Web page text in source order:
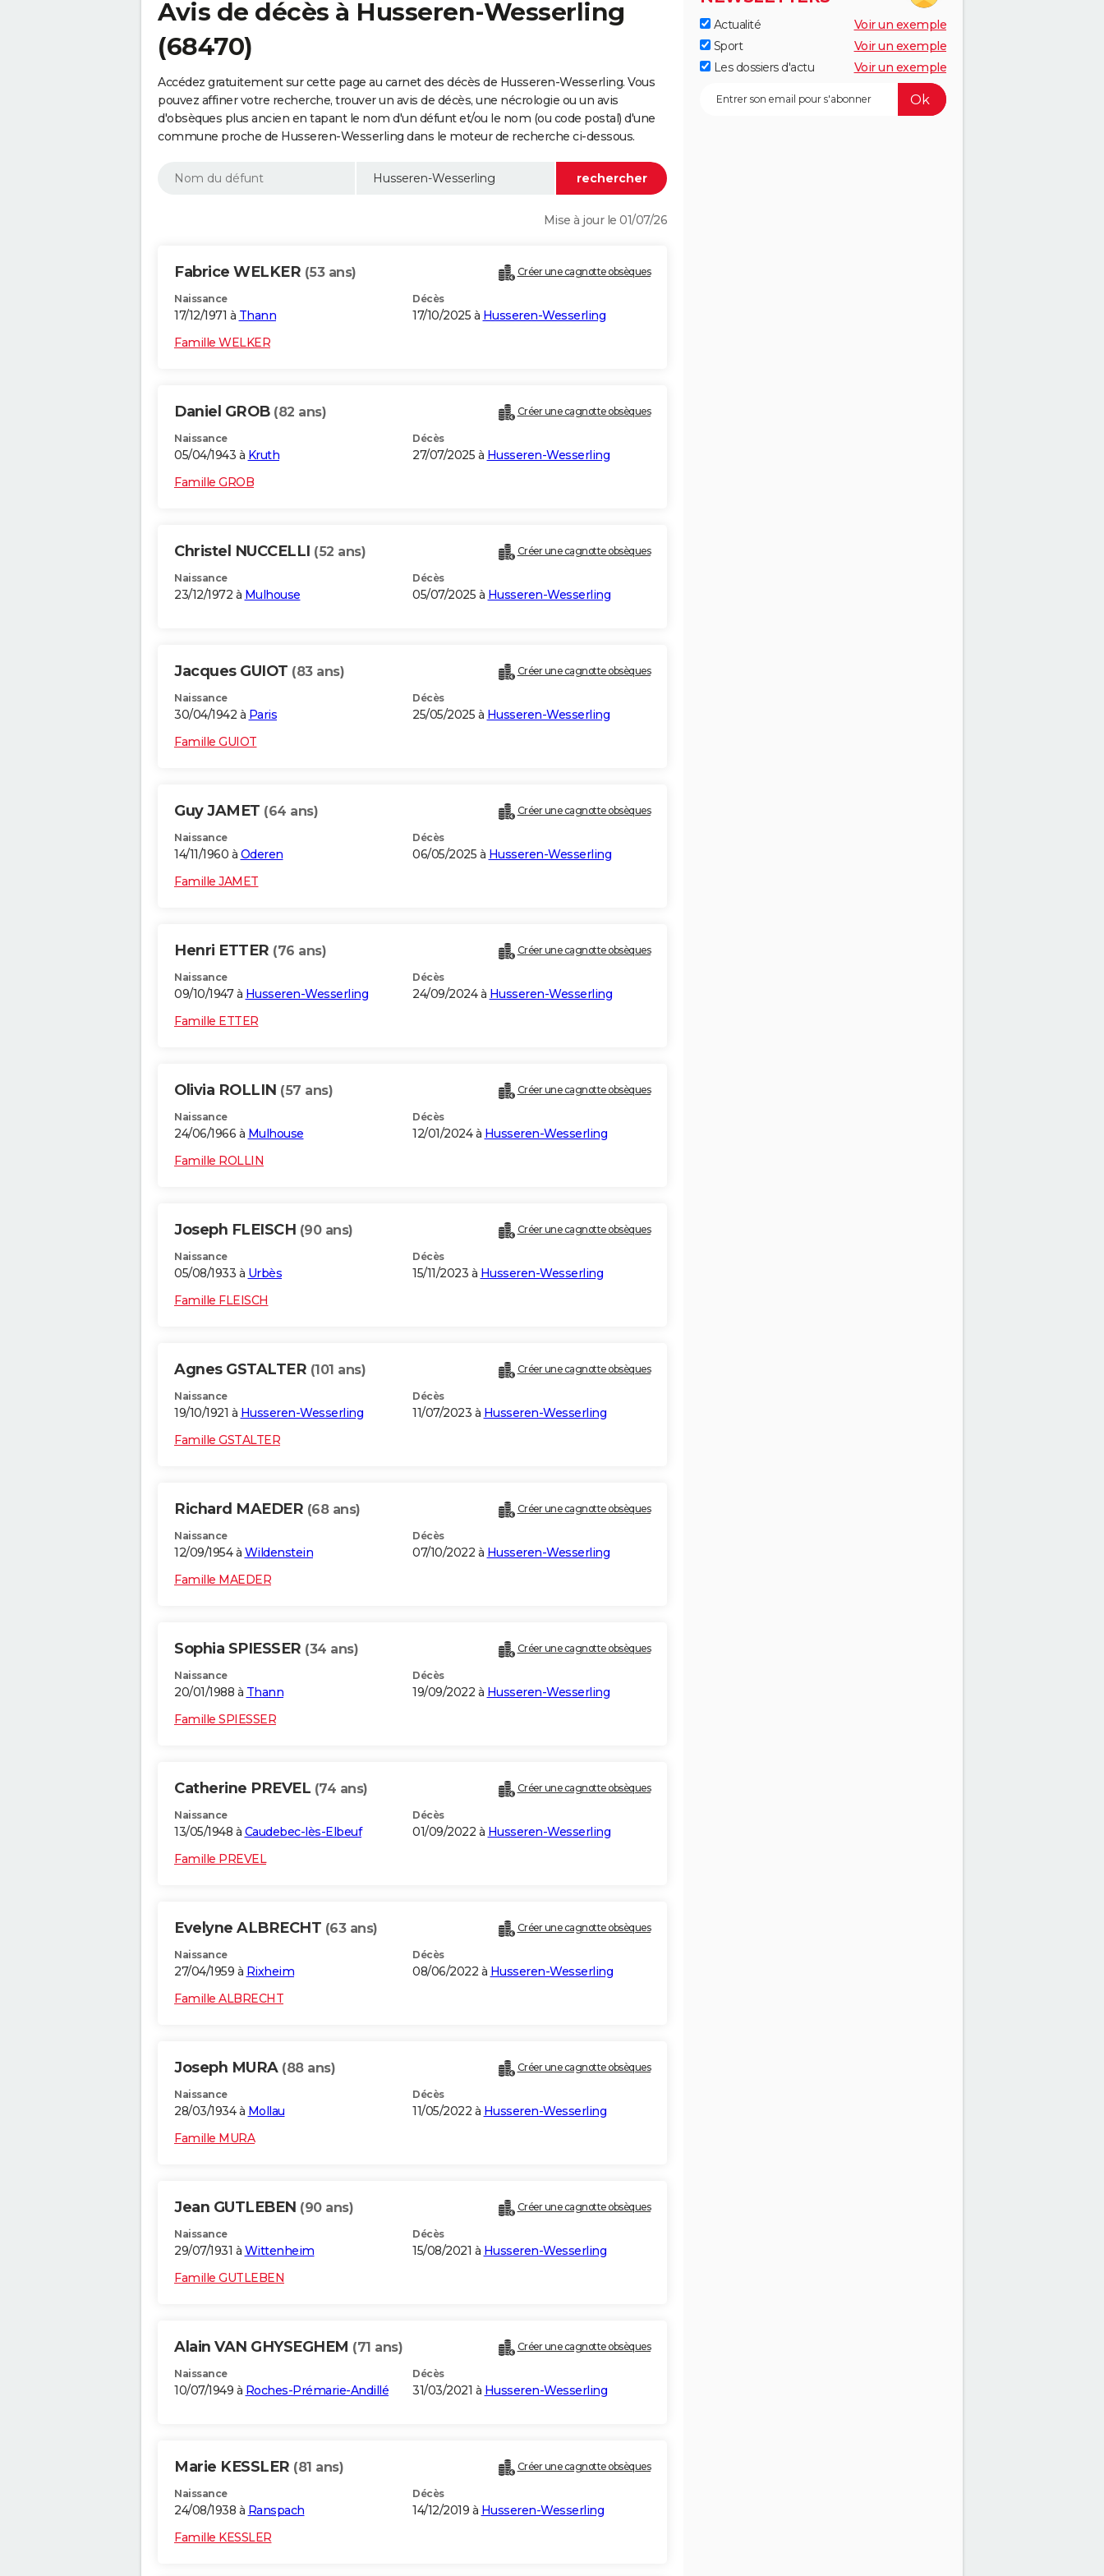
Avis de décès à Husseren-Wesserling
(68470)
Accédez gratuitement sur cette page au carnet des décès de Husseren-Wesserling. Vous
pouvez affiner votre recherche, trouver un avis de décès, une nécrologie ou un avis
d'obsèques plus ancien en tapant le nom d'un défunt et/ou le nom (ou code postal) d'une
commune proche de Husseren-Wesserling dans le moteur de recherche ci-dessous.
Mise à jour le 01/07/26
Fabrice WELKER (53 ans) Créer une cagnotte obsèques
Naissance
17/12/1971 à Thann
Décès
17/10/2025 à Husseren-Wesserling
Famille WELKER
Daniel GROB (82 ans) Créer une cagnotte obsèques
Naissance
05/04/1943 à Kruth
Décès
27/07/2025 à Husseren-Wesserling
Famille GROB
Christel NUCCELLI (52 ans) Créer une cagnotte obsèques
Naissance
23/12/1972 à Mulhouse
Décès
05/07/2025 à Husseren-Wesserling
Jacques GUIOT (83 ans) Créer une cagnotte obsèques
Naissance
30/04/1942 à Paris
Décès
25/05/2025 à Husseren-Wesserling
Famille GUIOT
Guy JAMET (64 ans) Créer une cagnotte obsèques
Naissance
14/11/1960 à Oderen
Décès
06/05/2025 à Husseren-Wesserling
Famille JAMET
Henri ETTER (76 ans) Créer une cagnotte obsèques
Naissance
09/10/1947 à Husseren-Wesserling
Décès
24/09/2024 à Husseren-Wesserling
Famille ETTER
Olivia ROLLIN (57 ans) Créer une cagnotte obsèques
Naissance
24/06/1966 à Mulhouse
Décès
12/01/2024 à Husseren-Wesserling
Famille ROLLIN
Joseph FLEISCH (90 ans) Créer une cagnotte obsèques
Naissance
05/08/1933 à Urbès
Décès
15/11/2023 à Husseren-Wesserling
Famille FLEISCH
Agnes GSTALTER (101 ans) Créer une cagnotte obsèques
Naissance
19/10/1921 à Husseren-Wesserling
Décès
11/07/2023 à Husseren-Wesserling
Famille GSTALTER
Richard MAEDER (68 ans) Créer une cagnotte obsèques
Naissance
12/09/1954 à Wildenstein
Décès
07/10/2022 à Husseren-Wesserling
Famille MAEDER
Sophia SPIESSER (34 ans) Créer une cagnotte obsèques
Naissance
20/01/1988 à Thann
Décès
19/09/2022 à Husseren-Wesserling
Famille SPIESSER
Catherine PREVEL (74 ans) Créer une cagnotte obsèques
Naissance
13/05/1948 à Caudebec-lès-Elbeuf
Décès
01/09/2022 à Husseren-Wesserling
Famille PREVEL
Evelyne ALBRECHT (63 ans) Créer une cagnotte obsèques
Naissance
27/04/1959 à Rixheim
Décès
08/06/2022 à Husseren-Wesserling
Famille ALBRECHT
Joseph MURA (88 ans) Créer une cagnotte obsèques
Naissance
28/03/1934 à Mollau
Décès
11/05/2022 à Husseren-Wesserling
Famille MURA
Jean GUTLEBEN (90 ans) Créer une cagnotte obsèques
Naissance
29/07/1931 à Wittenheim
Décès
15/08/2021 à Husseren-Wesserling
Famille GUTLEBEN
Alain VAN GHYSEGHEM (71 ans) Créer une cagnotte obsèques
Naissance
10/07/1949 à Roches-Prémarie-Andillé
Décès
31/03/2021 à Husseren-Wesserling
Marie KESSLER (81 ans) Créer une cagnotte obsèques
Naissance
24/08/1938 à Ranspach
Décès
14/12/2019 à Husseren-Wesserling
Famille KESSLER
Actualité
Voir un exemple
Sport
Voir un exemple
Les dossiers d'actu
Voir un exemple